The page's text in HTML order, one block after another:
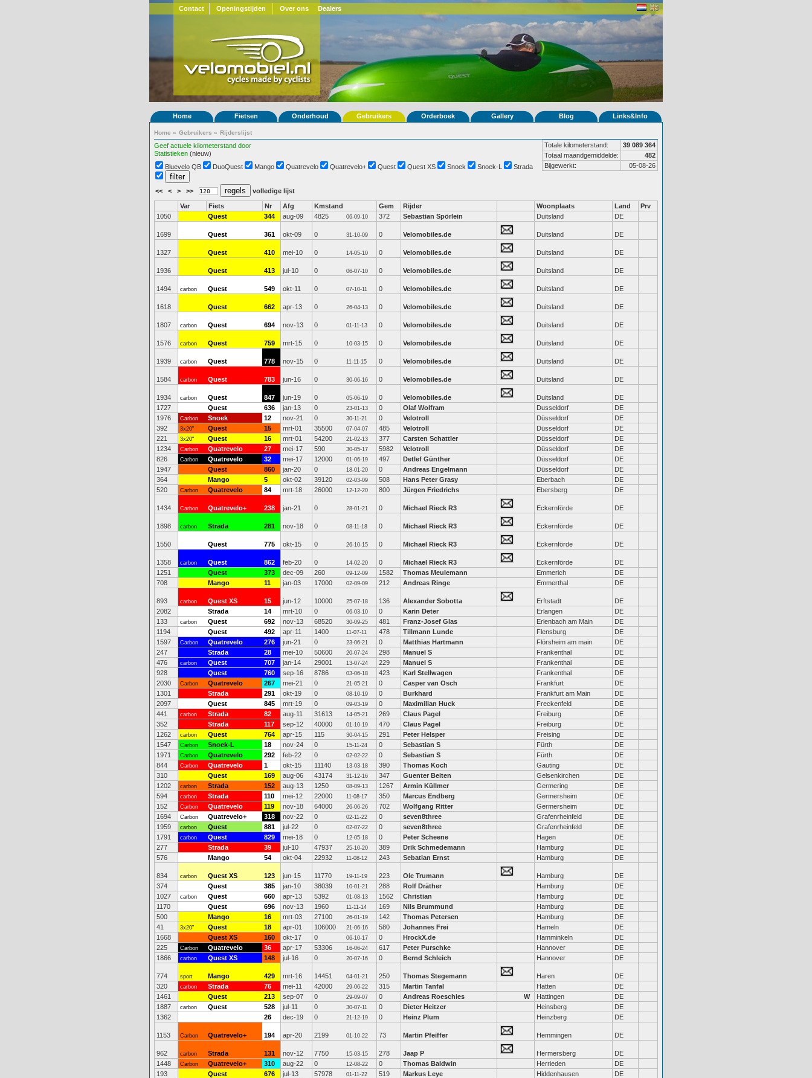
Contact Openingstijden Over ons Dealers
Home Fietsen Onderhoud Gebruikers Orderboek Gallery Blog Links&Info
Home » Gebruikers » Rijderslijst
Geef actuele kilometerstand door
Statistieken (nieuw)
Totale kilometerstand:
39 089 364
Totaal maandgemiddelde:
482
Bijgewerkt:
05-08-26
Bluevelo QB DuoQuest Mango Quatrevelo Quatrevelo+ Quest Quest XS Snoek Snoek-L Strada
<< < > >> volledige lijst
Var Fiets Nr Afg Kmstand Gem Rijder Woonplaats Land
Prv
1050
Quest 344 aug-09 4825 06-09-10 372 Sebastian Spörlein Duitsland DE
1699 Quest 361 okt-09 0 31-10-09 0 Velomobiles.de Duitsland DE
1327 Quest 410 mei-10 0 14-05-10 0 Velomobiles.de Duitsland DE
1936 Quest 413 jul-10 0 06-07-10 0 Velomobiles.de Duitsland DE
1494 carbon Quest 549 okt-11 0 07-10-11 0 Velomobiles.de Duitsland DE
1618 Quest 662 apr-13 0 26-04-13 0 Velomobiles.de Duitsland DE
1807 carbon Quest 694 nov-13 0 01-11-13 0 Velomobiles.de Duitsland DE
1576 carbon Quest 759 mrt-15 0 10-03-15 0 Velomobiles.de Duitsland DE
1939 carbon Quest 778 nov-15 0 11-11-15 0 Velomobiles.de Duitsland DE
1584 carbon Quest 783 jun-16 0 30-06-16 0 Velomobiles.de Duitsland DE
1934 carbon Quest 847 jun-19 0 05-06-19 0 Velomobiles.de Duitsland
DE
1727
Quest 636 jan-13 0 23-01-13 0 Olaf Wolfram Dusseldorf
DE
1976
Carbon Snoek 12 nov-21 0 30-11-21 0 Velotroll Düsseldorf
DE
392
3x20" Quest 15 mrt-01 35500 07-04-07 485 Velotroll Düsseldorf
DE
221
3x20" Quest 16 mrt-01 54200 21-02-13 377 Carsten Schattler Düsseldorf
DE
1234
Carbon Quatrevelo 27 mei-17 590 30-05-17 5982 Velotroll Düsseldorf
DE
826
Carbon Quatrevelo 32 mei-17 12000 01-06-19 497 Detlef Günther Düsseldorf
DE
1947
Quest 860 jan-20 0 18-01-20 0 Andreas Engelmann Düsseldorf
DE
364
Mango 5 okt-02 39120 02-03-09 508 Hans Peter Grasy Eberbach
DE
520
Carbon Quatrevelo 84 mrt-18 26000 12-12-20 800 Jürgen Friedrichs Ebersberg DE
1434 Carbon Quatrevelo+ 238 jan-21 0 28-01-21 0 Michael Rieck R3 Eckernförde DE
1898 carbon Strada 281 nov-18 0 08-11-18 0 Michael Rieck R3 Eckernförde DE
1550 Quest 775 okt-15 0 26-10-15 0 Michael Rieck R3 Eckernförde DE
1358 carbon Quest 862 feb-20 0 14-02-20 0 Michael Rieck R3 Eckernförde
DE
1251
Quest 373 dec-09 260 09-12-09 1582 Thomas Meulemann Emmerich
DE
708
Mango 11 jan-03 17000 02-09-09 212 Andreas Ringe Emmerthal DE
893 carbon Quest XS 15 jun-12 10000 25-07-18 136 Alexander Sobotta Erftstadt
DE
2082
Strada 14 mrt-10 0 06-03-10 0 Karin Deter Erlangen
DE
133
carbon Quest 692 nov-13 68520 30-09-25 481 Franz-Josef Glas Erlenbach am Main
DE
1194
Quest 492 apr-11 1400 11-07-11 478 Tillmann Lunde Flensburg
DE
1597
Carbon Quatrevelo 276 jun-21 0 23-06-21 0 Matthias Hartmann Flörsheim am main
DE
247
Strada 28 mei-10 50600 20-07-24 298 Manuel S Frankenthal
DE
476
carbon Quest 707 jan-14 29001 13-07-24 229 Manuel S Frankenthal
DE
928
Quest 760 sep-16 8786 03-06-18 423 Karl Stellwagen Frankenthal
DE
2030
Carbon Quatrevelo 267 mei-21 0 21-05-21 0 Casper van Osch Frankfurt
DE
1301
Strada 291 okt-19 0 08-10-19 0 Burkhard Frankfurt am Main
DE
2097
Quest 845 mrt-19 0 09-03-19 0 Maximilian Huck Freckenfeld
DE
441
carbon Strada 82 aug-11 31613 14-05-21 269 Claus Pagel Freiburg
DE
352
Strada 117 sep-12 40000 01-10-19 470 Claus Pagel Freiburg
DE
1262
carbon Quest 764 apr-15 115 30-04-15 291 Peter Helsper Freising
DE
1547
Carbon Snoek-L 18 nov-24 0 15-11-24 0 Sebastian S Fürth
DE
1971
Carbon Quatrevelo 292 feb-22 0 02-02-22 0 Sebastian S Fürth
DE
844
Carbon Quatrevelo 1 okt-15 11140 13-03-18 390 Thomas Koch Gauting
DE
310
Quest 169 aug-06 43174 31-12-16 347 Guenter Beiten Gelsenkirchen
DE
1202
carbon Strada 152 aug-13 1250 08-09-13 1267 Armin Küllmer Germering
DE
594
carbon Strada 110 mei-12 22000 11-08-17 350 Marcus Endberg Germersheim
DE
152
Carbon Quatrevelo 119 nov-18 64000 26-06-26 702 Wolfgang Ritter Germersheim
DE
1694
Carbon Quatrevelo+ 318 nov-22 0 02-11-22 0 seven8three Grafenrheinfeld
DE
1959
carbon Quest 881 jul-22 0 02-07-22 0 seven8three Grafenrheinfeld
DE
1791
carbon Quest 829 mei-18 0 12-05-18 0 Peter Scheene Hagen
DE
277
Strada 39 jul-10 47937 25-10-20 389 Drik Schmedemann Hamburg
DE
576
Mango 54 okt-04 22932 11-08-12 243 Sebatian Ernst Hamburg DE
834 carbon Quest XS 123 jun-15 11770 19-11-19 223 Ole Trumann Hamburg
DE
374
Quest 385 jan-10 38039 10-01-21 288 Rolf Dräther Hamburg
DE
1027
carbon Quest 660 apr-13 5392 01-08-13 1562 Christian Hamburg
DE
1170
Quest 696 nov-13 1960 11-11-14 169 Nils Brummund Hamburg
DE
500
Mango 16 mrt-03 27100 26-01-19 142 Thomas Petersen Hamburg
DE
41
3x20" Quest 18 apr-01 106000 21-06-16 580 Johannes Frei Hameln
DE
1668
Quest XS 160 okt-17 0 06-10-17 0 HrockX.de Hamminkeln
DE
225
Carbon Quatrevelo 36 apr-17 53306 16-06-24 617 Peter Purschke Hannover
DE
1866
carbon Quest XS 148 jul-16 0 20-07-16 0 Bernd Schleich Hannover DE
774 sport Mango 429 mrt-16 14451 04-01-21 250 Thomas Stegemann Haren
DE
320
carbon Strada 76 mei-11 42000 29-06-22 315 Martin Tanfal Hatten
DE
1461
Quest 213 sep-07 0 29-09-07 0 Andreas Roeschies W Hattingen
DE
1887
carbon Quest 528 jul-11 0 30-07-11 0 Dieter Heitzer Heinsberg
DE
1362
26 dec-19 0 21-12-19 0 Heinz Plum Heinzberg DE
1153 Carbon Quatrevelo+ 194 apr-20 2199 01-10-22 73 Martin Pfeiffer Hemmingen DE
962 carbon Strada 131 nov-12 7750 15-03-15 278 Jaap P Hermersberg
DE
1448
Carbon Quatrevelo+ 310 aug-22 0 12-08-22 0 Thomas Baldwin Herrieden
DE
193
Quest 676 jul-13 57978 01-11-22 519 Markus Leye Hiddenhausen
DE